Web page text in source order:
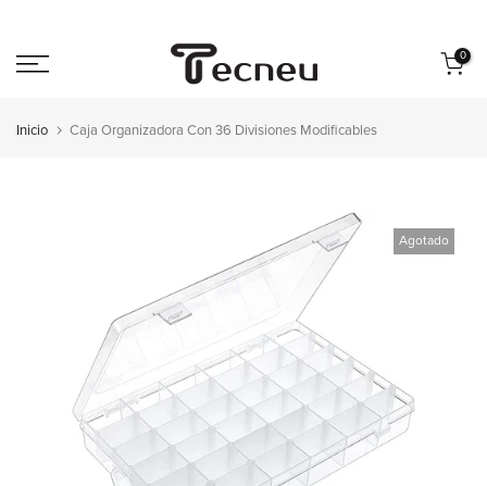
al
0
Inicio Caja Organizadora Con 36 Divisiones Modificables
Agotado